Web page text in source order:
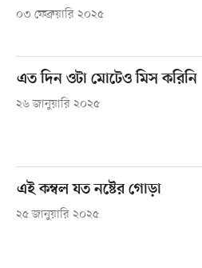
০৩ ফেব্রুয়ারি ২০২৫
এত দিন ওটা মোটেও মিস করিনি
২৬ জানুয়ারি ২০২৫
এই কম্বল যত নষ্টের গোড়া
২৫ জানুয়ারি ২০২৫